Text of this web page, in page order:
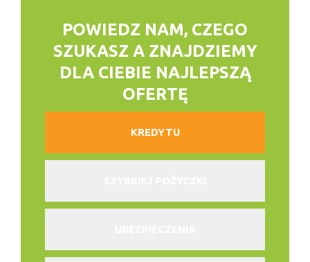
POWIEDZ NAM, CZEGO
SZUKASZ A ZNAJDZIEMY
DLA CIEBIE NAJLEPSZĄ
OFERTĘ
KREDYTU